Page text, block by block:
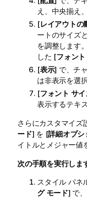
え、中央揃え
[レイアウトの
ートのサイズ
を調整します
した [フォン
[表示] で、チ
は非表示を選
[フォント サ
表示するテキ
さらにカスタマイズ
ード] を [詳細オプシ
イトルとメジャー値
次の手順を実行しま
スタイル パネ
グ モード] で